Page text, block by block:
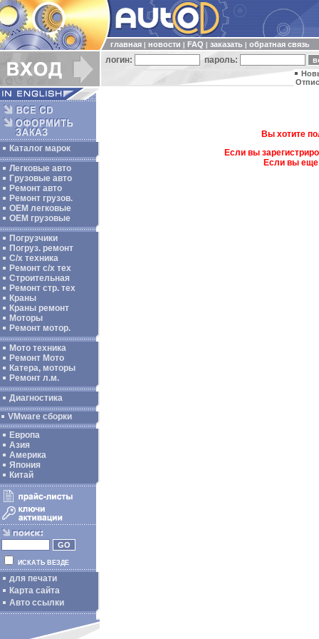
главная новости FAQ заказать обратная связь
логин: пароль:
Каталог марок
Легковые авто
Грузовые авто
Ремонт авто
Ремонт грузов.
ОЕМ легковые
OEM грузовые
Погрузчики
Погруз. ремонт
С/х техника
Ремонт с/х тех
Строительная
Ремонт стр. тех
Краны
Краны ремонт
Моторы
Ремонт мотор.
Мото техника
Ремонт Мото
Катера, моторы
Ремонт л.м.
Диагностика
VMware сборки
Европа
Азия
Америка
Япония
Китай
ИСКАТЬ ВЕЗДЕ
для печати
Карта сайта
Авто ссылки
Вы хотите
Если вы
Если вы еще